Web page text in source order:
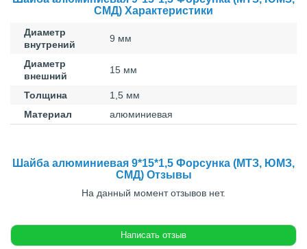
СМД) Характеристики
Диаметр
внутрений
9 мм
Диаметр
внешний
15 мм
Толщина
1,5 мм
Материал
алюминиевая
Шайба алюминиевая 9*15*1,5 Форсунка (МТЗ, ЮМЗ,
СМД) Отзывы
На данный момент отзывов нет.